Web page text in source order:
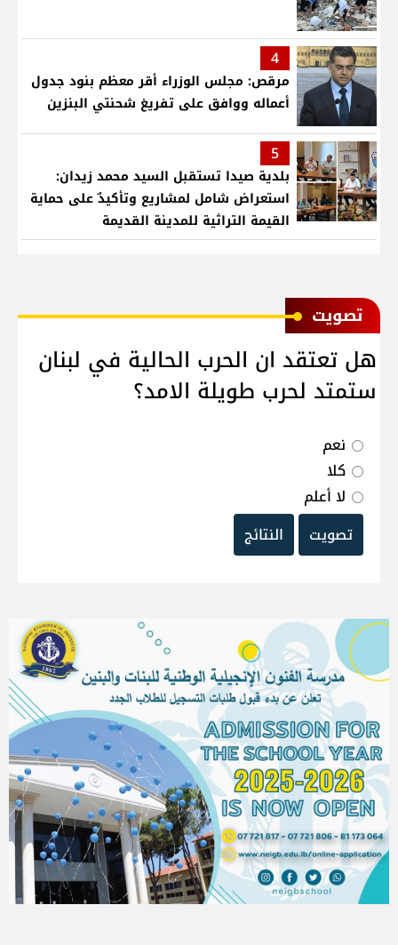
4
مرقص: مجلس الوزراء أقر معظم بنود جدول
أعماله ووافق على تفريغ شحنتي البنزين
5
بلدية صيدا تستقبل السيد محمد زيدان:
استعراض شامل لمشاريع وتأكيدٌ على حماية
القيمة التراثية للمدينة القديمة
ﺗﺼﻮﻳﺖ
هل تعتقد ان الحرب الحالية في لبنان
ستمتد لحرب طويلة الامد؟
نعم
كلا
لا أعلم
تصويت
النتائج